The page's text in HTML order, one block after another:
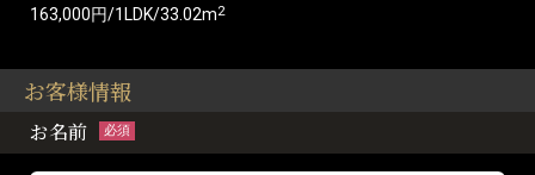
163,000円/1LDK/33.02m2
お客様情報
お名前 必須